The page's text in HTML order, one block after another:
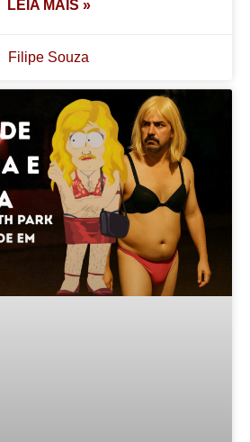
LEIA MAIS »
Filipe Souza